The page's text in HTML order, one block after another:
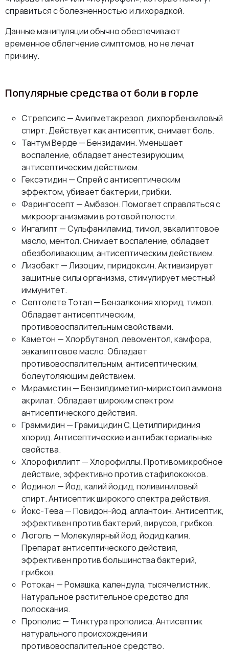
справиться с болезненностью и лихорадкой.
Данные манипуляции обычно обеспечивают
временное облегчение симптомов, но не лечат
причину.
Популярные средства от боли в горле
Стрепсилс — Амилметакрезол, дихлорбензиловый
спирт. Действует как антисептик, снимает боль.
Тантум Верде — Бензидамин. Уменьшает
воспаление, обладает анестезирующим,
антисептическим действием.
Гексэтидин — Спрей с антисептическим
эффектом, убивает бактерии, грибки.
Фарингосепт — Амбазон. Помогает справляться с
микроорганизмами в ротовой полости.
Ингалипт — Сульфаниламид, тимол, эвкалиптовое
масло, ментол. Снимает воспаление, обладает
обезболивающим, антисептическим действием.
Лизобакт — Лизоцим, пиридоксин. Активизирует
защитные силы организма, стимулирует местный
иммунитет.
Септолете Тотал — Бензалкония хлорид, тимол.
Обладает антисептическим,
противовоспалительным свойствами.
Каметон — Хлорбутанол, левоментол, камфора,
эвкалиптовое масло. Обладает
противовоспалительным, антисептическим,
болеутоляющим действием.
Мирамистин — Бензилдиметил-миристоил аммона
акрилат. Обладает широким спектром
антисептического действия.
Граммидин — Грамицидин C, Цетилпиридиния
хлорид. Антисептические и антибактериальные
свойства.
Хлорофиллипт — Хлорофиллы. Противомикробное
действие, эффективно против стафилококков.
Йодинол — Йод, калий йодид, поливиниловый
спирт. Антисептик широкого спектра действия.
Йокс-Тева — Повидон-йод, аллантоин. Антисептик,
эффективен против бактерий, вирусов, грибков.
Люголь — Молекулярный йод, йодид калия.
Препарат антисептического действия,
эффективен против большинства бактерий,
грибков.
Ротокан — Ромашка, календула, тысячелистник.
Натуральное растительное средство для
полоскания.
Прополис — Тинктура прополиса. Антисептик
натурального происхождения и
противовоспалительное средство.